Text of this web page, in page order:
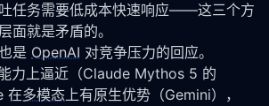
任务需要低成本快速响应——这三个方
面就是矛盾的。
是 OpenAI 对竞争压力的回应。
力上逼近（Claude Mythos 5 的
在多模态上有原生优势（Gemini），